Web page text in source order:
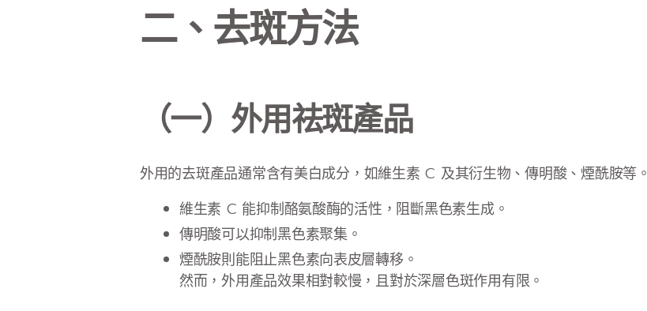
二、去斑方法
（一）外用祛斑產品
外用的去斑產品通常含有美白成分，如維生素 C 及其衍生物、傳明酸、煙酰胺等。
維生素 C 能抑制酪氨酸酶的活性，阻斷黑色素生成。
傳明酸可以抑制黑色素聚集。
煙酰胺則能阻止黑色素向表皮層轉移。
然而，外用產品效果相對較慢，且對於深層色斑作用有限。